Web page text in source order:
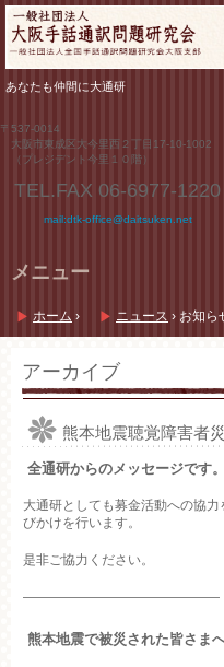
あなたも仲間に大通研
〒537-0014
大阪市東成区大今里西２丁目17-10-1002
（プレジデント今里１０階）
TEL.FAX 06-6977-1220
mail:dtk-office@daitsuken.net
メニュー
ン
ツ
へ
ッ
ホーム › ニュース › お知ら
アーカイブ
熊本地震聴覚障害者
全通研からのメッセージです。
大通研としても募金活動への協
びかけを行います。
是非ご協力ください。
———————————————
熊本地震で被災された皆さま